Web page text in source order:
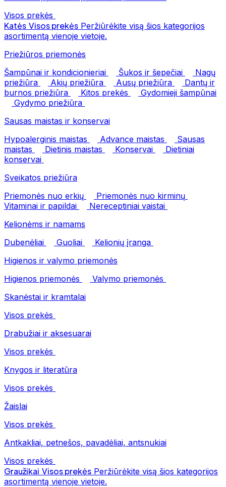
Visos prekės
Katės Visos prekės Peržiūrėkite visą šios kategorijos
asortimentą vienoje vietoje.
Priežiūros priemonės
Šampūnai ir kondicionieriai
Šukos ir šepečiai
Nagų
priežiūra
Akių priežiūra Ausų priežiūra
Dantų ir
burnos priežiūra
Kitos prekės
Gydomieji šampūnai
Gydymo priežiūra
Sausas maistas ir konservai
Hypoalerginis maistas
Advance maistas
Sausas
maistas
Dietinis maistas Konservai
Dietiniai
konservai
Sveikatos priežiūra
Priemonės nuo erkių
Priemonės nuo kirminų
Vitaminai ir papildai
Nereceptiniai vaistai
Kelionėms ir namams
Dubenėliai
Guoliai
Kelionių įranga
Higienos ir valymo priemonės
Higienos priemonės
Valymo priemonės
Skanėstai ir kramtalai
Visos prekės
Drabužiai ir aksesuarai
Visos prekės
Knygos ir literatūra
Visos prekės
Žaislai
Visos prekės
Antkakliai, petnešos, pavadėliai, antsnukiai
Visos prekės
Graužikai Visos prekės Peržiūrėkite visą šios kategorijos
asortimentą vienoje vietoje.